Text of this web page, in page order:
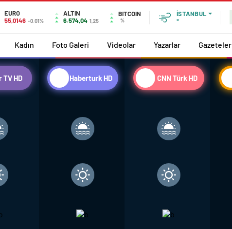
EURO
55,0146 -0.01%
ALTIN
6.574,04 1,25
BITCOIN
%
İSTANBUL
°
Kadın Foto Galeri Videolar Yazarlar Gazeteler
TV HD Haberturk HD CNN Türk HD